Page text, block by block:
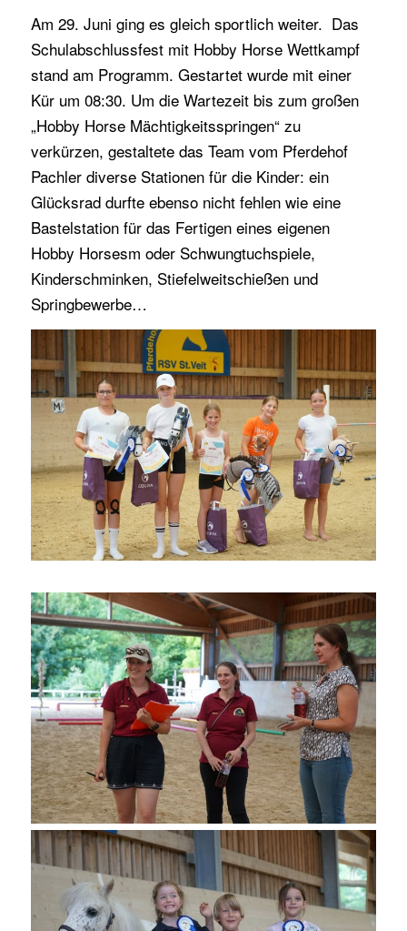
Am 29. Juni ging es gleich sportlich weiter. Das
Schulabschlussfest mit Hobby Horse Wettkampf
stand am Programm. Gestartet wurde mit einer
Kür um 08:30. Um die Wartezeit bis zum großen
„Hobby Horse Mächtigkeitsspringen“ zu
verkürzen, gestaltete das Team vom Pferdehof
Pachler diverse Stationen für die Kinder: ein
Glücksrad durfte ebenso nicht fehlen wie eine
Bastelstation für das Fertigen eines eigenen
Hobby Horsesm oder Schwungtuchspiele,
Kinderschminken, Stiefelweitschießen und
Springbewerbe…